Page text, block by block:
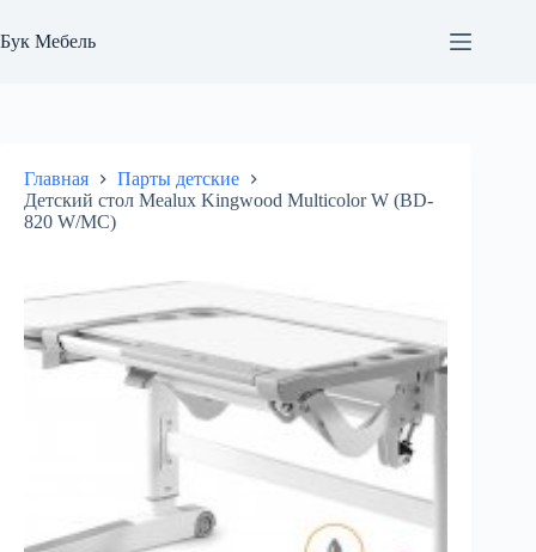
к
сути
Бук Мебель
Главная
Парты детские
Детский стол Mealux Kingwood Multicolor W (BD-
820 W/MC)